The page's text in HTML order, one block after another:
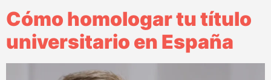
Cómo homologar tu título
universitario en España